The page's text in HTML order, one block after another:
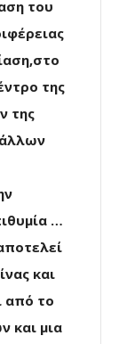
του
της
της
άλλων
…
και
από το
και μια